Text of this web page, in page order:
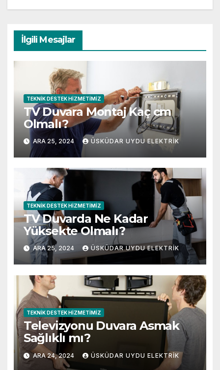
İlgili Mesajlar
TEKNIK DESTEK HIZMETIMIZ
TV Duvara Montaj Kaç cm
Olmalı?
ARA 25, 2024 ÜSKÜDAR UYDU ELEKTRIK
TEKNIK DESTEK HIZMETIMIZ
TV Duvarda Ne Kadar
Yüksekte Olmalı?
ARA 25, 2024 ÜSKÜDAR UYDU ELEKTRIK
TEKNIK DESTEK HIZMETIMIZ
Televizyonu Duvara Asmak
Sağlıklı mı?
ARA 24, 2024 ÜSKÜDAR UYDU ELEKTRIK